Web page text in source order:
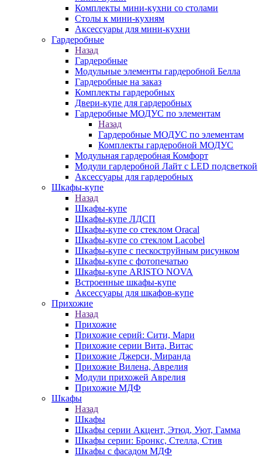
Комплекты мини-кухни со столами
Столы к мини-кухням
Аксессуары для мини-кухни
Гардеробные
Назад
Гардеробные
Модульные элементы гардеробной Белла
Гардеробные на заказ
Комплекты гардеробных
Двери-купе для гардеробных
Гардеробные МОДУС по элементам
Назад
Гардеробные МОДУС по элементам
Комплекты гардеробной МОДУС
Модульная гардеробная Комфорт
Модули гардеробной Лайт с LED подсветкой
Аксессуары для гардеробных
Шкафы-купе
Назад
Шкафы-купе
Шкафы-купе ЛДСП
Шкафы-купе со стеклом Oracal
Шкафы-купе со стеклом Lacobel
Шкафы-купе с пескоструйным рисунком
Шкафы-купе с фотопечатью
Шкафы-купе ARISTO NOVA
Встроенные шкафы-купе
Аксессуары для шкафов-купе
Прихожие
Назад
Прихожие
Прихожие серий: Сити, Мари
Прихожие серии Вита, Витас
Прихожие Джерси, Миранда
Прихожие Вилена, Аврелия
Модули прихожей Аврелия
Прихожие МДФ
Шкафы
Назад
Шкафы
Шкафы серии Акцент, Этюд, Уют, Гамма
Шкафы серии: Бронкс, Стелла, Стив
Шкафы с фасадом МДФ